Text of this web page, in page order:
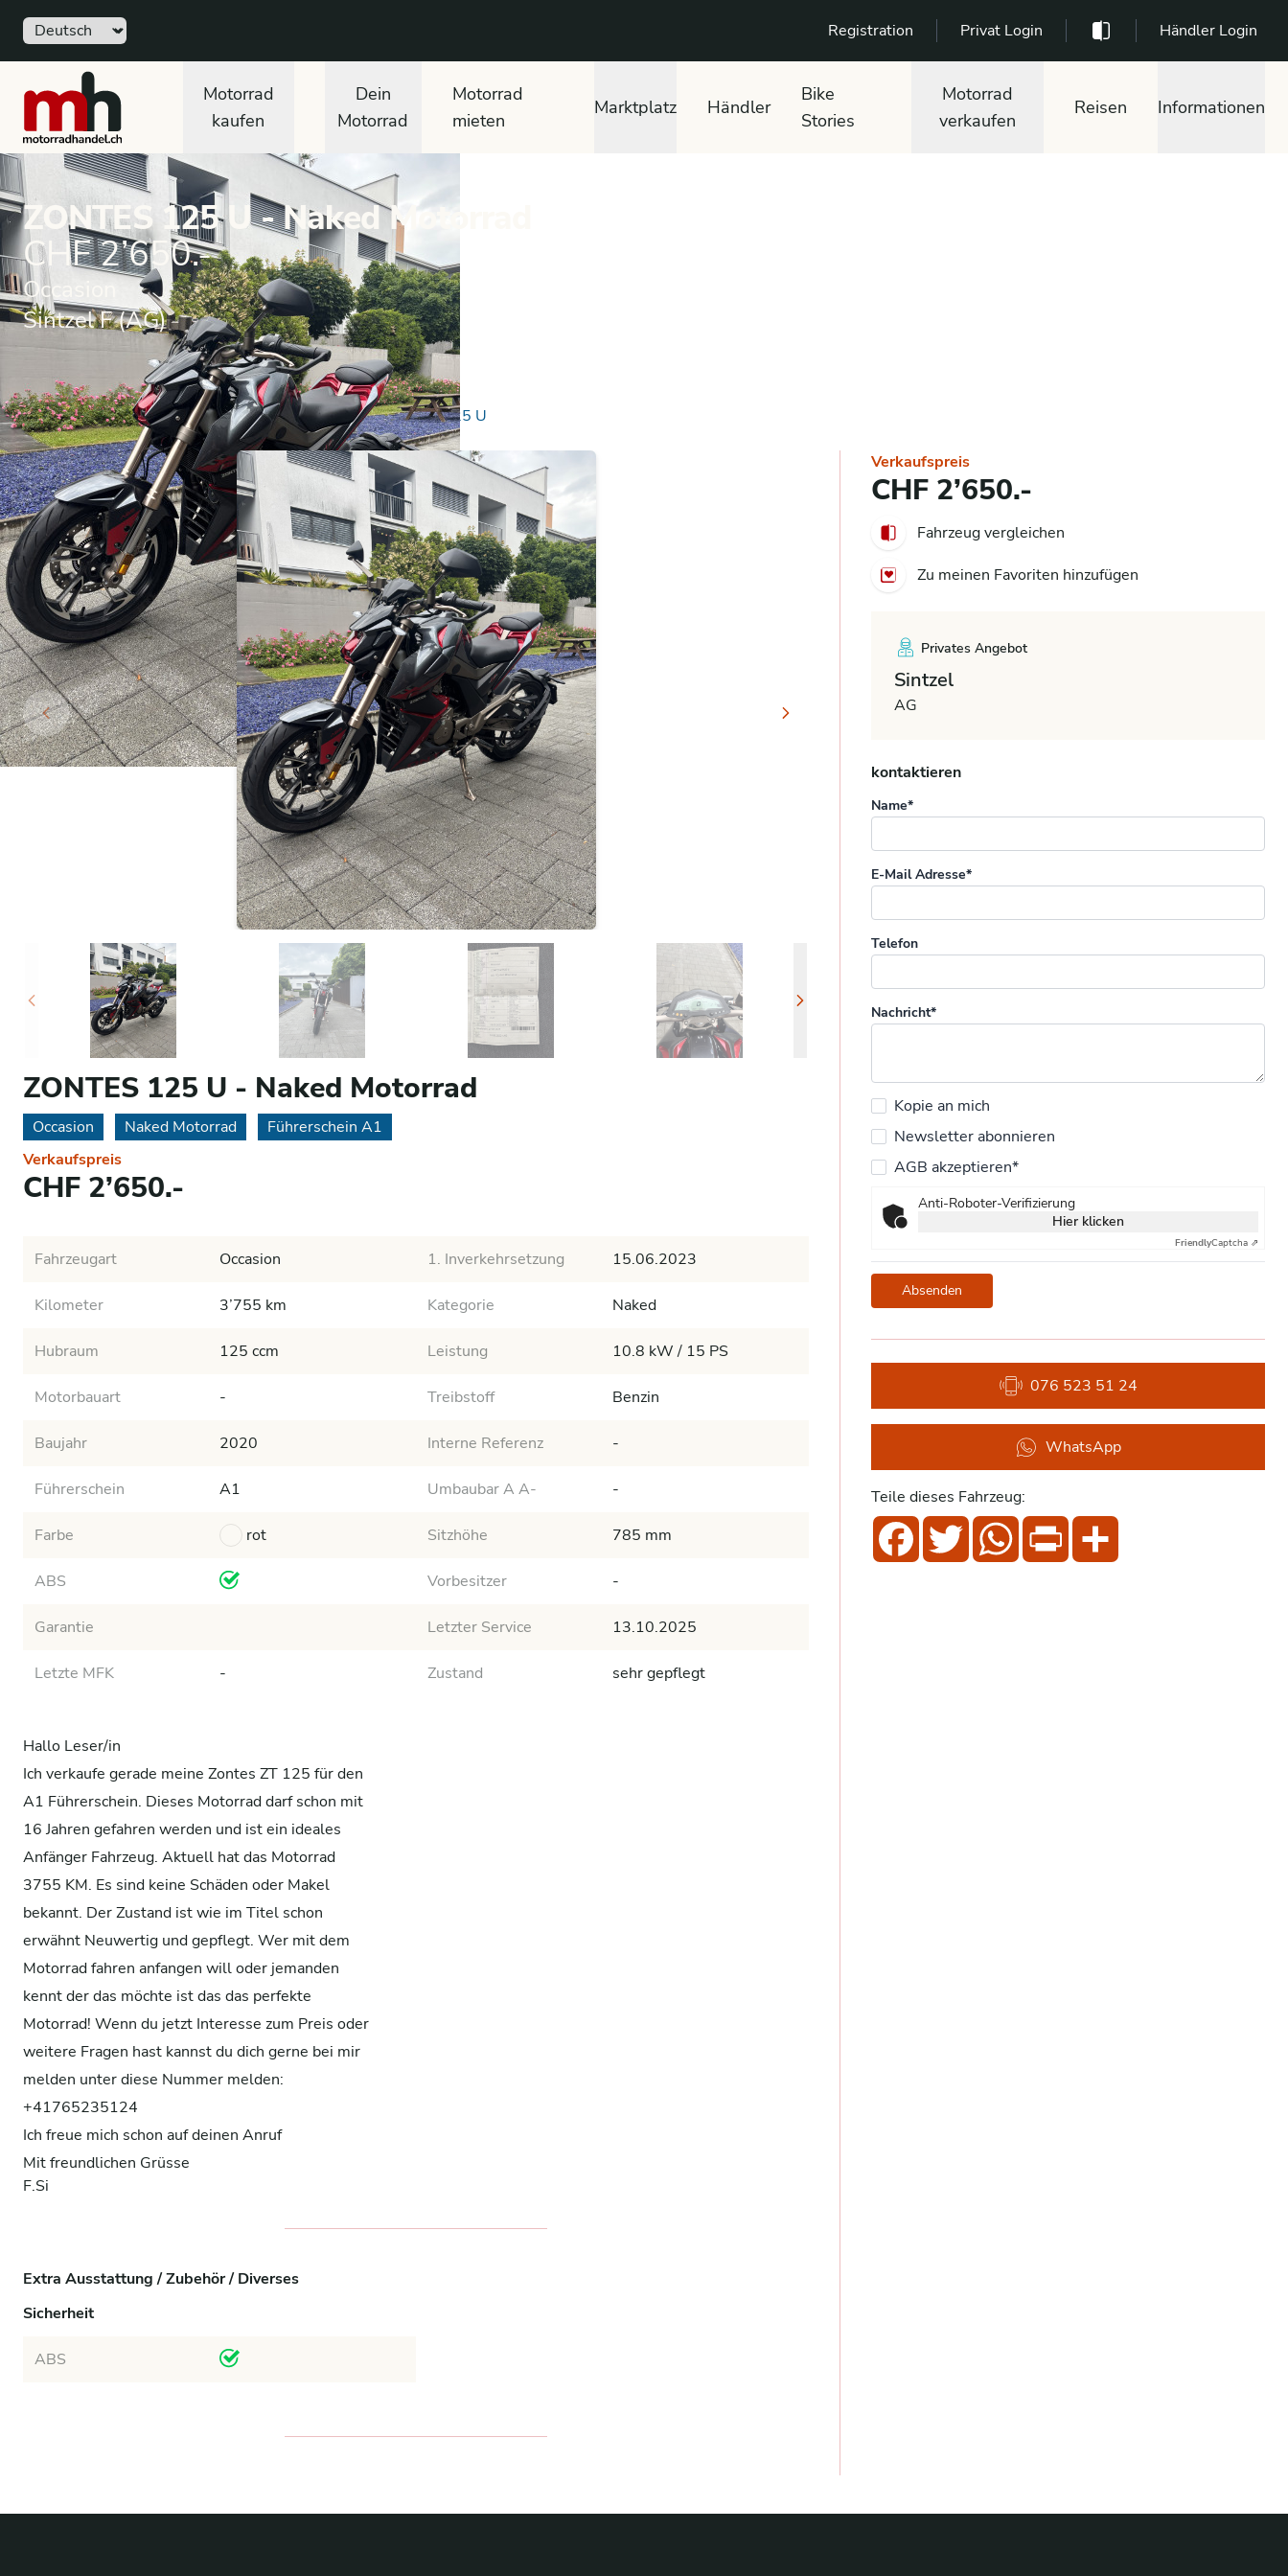
Sprache Registration Privat Login Händler Login
motorradhandel.ch
Motorrad
kaufen
Dein
Motorrad
Motorrad
mieten
Marktplatz Händler
Bike
Stories
Motorrad
verkaufen
Reisen Informationen
ZONTES 125 U - Naked Motorrad
CHF 2’650.-
Occasion
Sintzel F (AG)
Motorrad Occasion Naked Motorrad ZONTES 125 U
ZONTES 125 U - Naked Motorrad
Occasion Naked Motorrad
Führerschein A1
Verkaufspreis
CHF 2’650.-
Fahrzeugart Occasion 1. Inverkehrsetzung 15.06.2023
Kilometer 3’755 km Kategorie Naked
Hubraum 125 ccm Leistung 10.8 kW / 15 PS
Motorbauart - Treibstoff Benzin
Baujahr 2020 Interne Referenz -
Führerschein A1 Umbaubar A A- -
Farbe rot Sitzhöhe 785 mm
ABS Vorbesitzer -
Garantie Letzter Service 13.10.2025
Letzte MFK - Zustand sehr gepflegt
Hallo Leser/in
Ich verkaufe gerade meine Zontes ZT 125 für den
A1 Führerschein. Dieses Motorrad darf schon mit
16 Jahren gefahren werden und ist ein ideales
Anfänger Fahrzeug. Aktuell hat das Motorrad
3755 KM. Es sind keine Schäden oder Makel
bekannt. Der Zustand ist wie im Titel schon
erwähnt Neuwertig und gepflegt. Wer mit dem
Motorrad fahren anfangen will oder jemanden
kennt der das möchte ist das das perfekte
Motorrad! Wenn du jetzt Interesse zum Preis oder
weitere Fragen hast kannst du dich gerne bei mir
melden unter diese Nummer melden:
+41765235124
Ich freue mich schon auf deinen Anruf
Mit freundlichen Grüsse
F.Si
Extra Ausstattung / Zubehör / Diverses
Sicherheit
ABS
Verkaufspreis
CHF 2’650.-
Fahrzeug vergleichen
Zu meinen Favoriten hinzufügen
Privates Angebot
Sintzel
AG
kontaktieren
Name*
E-Mail Adresse*
Telefon
Nachricht*
Kopie an mich
Newsletter abonnieren
AGB akzeptieren*
Anti-Roboter-Verifizierung
Hier klicken
FriendlyCaptcha ⇗
Absenden
076 523 51 24
WhatsApp
Teile dieses Fahrzeug:
FacebookTwitterWhatsApp
Print